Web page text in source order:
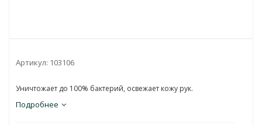
Артикул: 103106
Уничтожает до 100% бактерий, освежает кожу рук.
Подробнее